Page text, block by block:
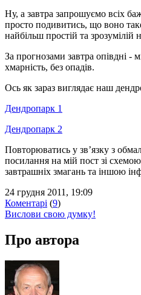
Ну, а завтра запрошуємо всіх
просто подивитись, що воно
найбільш простій та
За прогнозами завтра опівдні -
хмарність, без опадів.
Ось як зараз виглядає наш
Дендропарк 1
Дендропарк 2
Повторюватись у зв’язку з
посилання на мій пост зі
завтрашніх змагань та іншою
24 грудня 2011, 19:09
Коментарі (9)
Вислови свою думку!
Про автора